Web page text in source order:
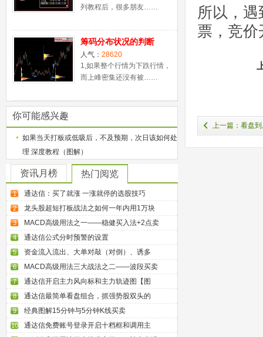
列教程后，很多朋友……
筹码分布状况的判断
人气： 28620
1,如果整个行情为下跌行情，
而上峰密集还没有被……
你可能感兴趣
如果当天打板或低吸后，不及预期，次日该如何处
理 深度教程（图解）
资讯月榜 热门阅览
1 通达信：买了就涨 一涨就停的选股技巧
2 龙头股超短打板战法之如何一年内用1万块
3 MACD高级用法之一——稳健买入法+2点卖
4 通达信公式分时预警的设置
5 资金流入流出、大单对敲（对倒）、诱多
6 MACD高级用法三大战法之二——波段买卖
7 通达信开启主力风向标和主力轨迹图【图
8 通达信最简单看盘组合，抓强势股双头的
9 经典图解15分钟与5分钟K线买卖
10 通达信免费账号登录开启十档框和调用主
所以，
票，竞
上一篇：看盘